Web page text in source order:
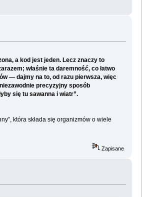
a kod jest jeden. Lecz znaczy to
właśnie ta daremność, co łatwo
— dajmy na to, od razu pierwsza, więc
precyzyjny sposób
się tu sawanna i wiatr”.
która składa się organizmów o wiele
Zapisane